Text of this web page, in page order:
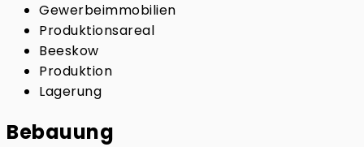
Gewerbeimmobilien
Produktionsareal
Beeskow
Produktion
Lagerung
Bebauung